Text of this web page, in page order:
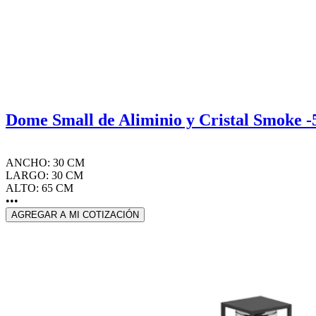
Dome Small de Aliminio y Cristal Smoke
ANCHO: 30 CM
LARGO: 30 CM
ALTO: 65 CM
•••
AGREGAR A MI COTIZACIÓN